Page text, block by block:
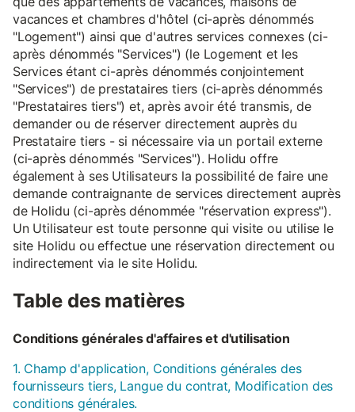
vacances et chambres d'hôtel (ci-après dénommés
"Logement") ainsi que d'autres services connexes (ci-
après dénommés "Services") (le Logement et les
Services étant ci-après dénommés conjointement
"Services") de prestataires tiers (ci-après dénommés
"Prestataires tiers") et, après avoir été transmis, de
demander ou de réserver directement auprès du
Prestataire tiers - si nécessaire via un portail externe
(ci-après dénommés "Services"). Holidu offre
également à ses Utilisateurs la possibilité de faire une
demande contraignante de services directement auprès
de Holidu (ci-après dénommée "réservation express").
Un Utilisateur est toute personne qui visite ou utilise le
site Holidu ou effectue une réservation directement ou
indirectement via le site Holidu.
Table des matières
Conditions générales d'affaires et d'utilisation
1. Champ d'application, Conditions générales des
fournisseurs tiers, Langue du contrat, Modification des
conditions générales.